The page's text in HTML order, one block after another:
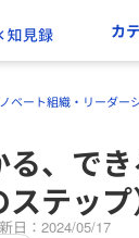
カ
ベート組織・リーダー
、で
テップ
日：2024/05/17